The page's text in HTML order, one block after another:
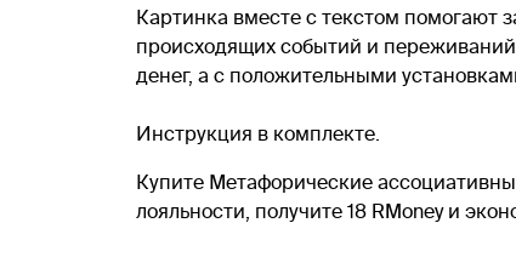
Картинка вместе с текстом помогают
происходящих событий и
денег, а с положительными
Инструкция в комплекте.
Купите Метафорические
лояльности, получите 18 RMoney и